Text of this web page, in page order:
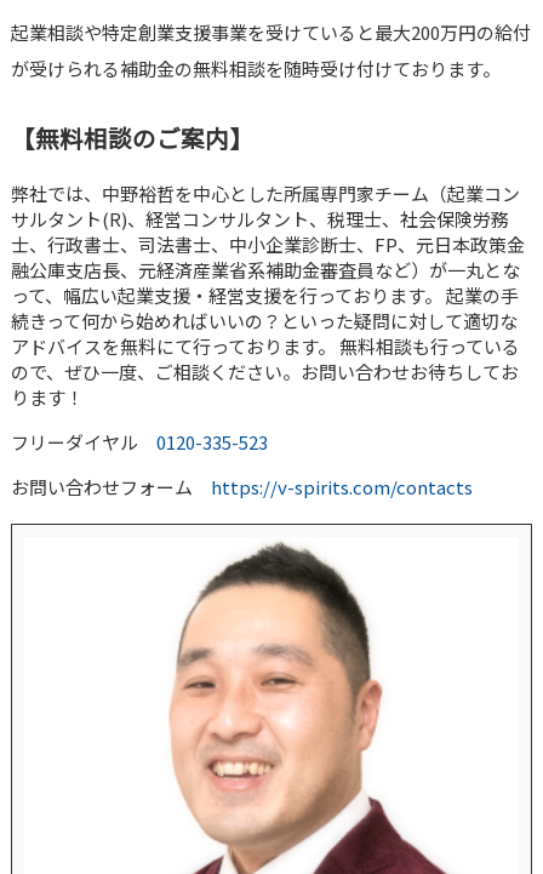
起業相談や特定創業支援事業を受けていると最大200万円の給付
が受けられる補助金の無料相談を随時受け付けております。
【無料相談のご案内】
弊社では、中野裕哲を中心とした所属専門家チーム（起業コン
サルタント(R)、経営コンサルタント、税理士、社会保険労務
士、行政書士、司法書士、中小企業診断士、FP、元日本政策金
融公庫支店長、元経済産業省系補助金審査員など）が一丸とな
って、幅広い起業支援・経営支援を行っております。 起業の手
続きって何から始めればいいの？といった疑問に対して適切な
アドバイスを無料にて行っております。 無料相談も行っている
ので、ぜひ一度、ご相談ください。お問い合わせお待ちしてお
ります！
フリーダイヤル 0120-335-523
お問い合わせフォーム https://v-spirits.com/contacts